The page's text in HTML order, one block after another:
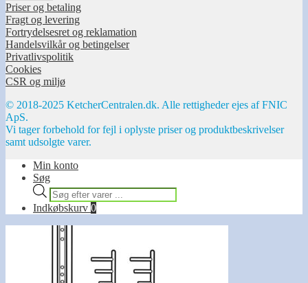
Priser og betaling
Fragt og levering
Fortrydelsesret og reklamation
Handelsvilkår og betingelser
Privatlivspolitik
Cookies
CSR og miljø
© 2018-2025 KetcherCentralen.dk. Alle rettigheder ejes af FNIC
ApS.
Vi tager forbehold for fejl i oplyste priser og produktbeskrivelser
samt udsolgte varer.
Min konto
Søg
Products
search
Indkøbskurv 0